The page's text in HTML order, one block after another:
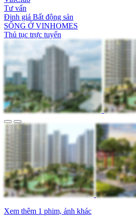
Tư vấn
Định giá Bất động sản
SỐNG Ở VINHOMES
Thủ tục trực tuyến
Xem thêm 1 phim, ảnh khác